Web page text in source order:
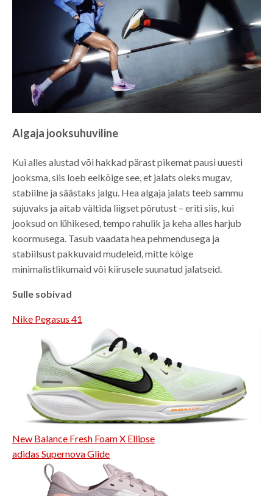
Algaja jooksuhuviline
Kui alles alustad või hakkad pärast pikemat pausi uuesti
jooksma, siis loeb eelkõige see, et jalats oleks mugav,
stabiilne ja säästaks jalgu. Hea algaja jalats teeb sammu
sujuvaks ja aitab vältida liigset põrutust – eriti siis, kui
jooksud on lühikesed, tempo rahulik ja keha alles harjub
koormusega. Tasub vaadata hea pehmendusega ja
stabiilsust pakkuvaid mudeleid, mitte kõige
minimalistlikumaid või kiirusele suunatud jalatseid.
Sulle sobivad
Nike Pegasus 41
New Balance Fresh Foam X Ellipse
adidas Supernova Glide